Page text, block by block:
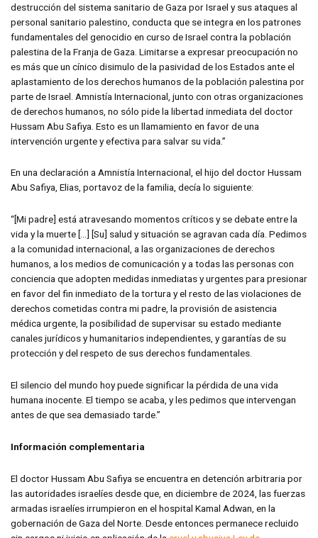
destrucción del sistema sanitario de Gaza por Israel y sus ataques al
personal sanitario palestino, conducta que se integra en los patrones
fundamentales del genocidio en curso de Israel contra la población
palestina de la Franja de Gaza. Limitarse a expresar preocupación no
es más que un cínico disimulo de la pasividad de los Estados ante el
aplastamiento de los derechos humanos de la población palestina por
parte de Israel. Amnistía Internacional, junto con otras organizaciones
de derechos humanos, no sólo pide la libertad inmediata del doctor
Hussam Abu Safiya. Esto es un llamamiento en favor de una
intervención urgente y efectiva para salvar su vida.”
En una declaración a Amnistía Internacional, el hijo del doctor Hussam
Abu Safiya, Elias, portavoz de la familia, decía lo siguiente:
“[Mi padre] está atravesando momentos críticos y se debate entre la
vida y la muerte […] [Su] salud y situación se agravan cada día. Pedimos
a la comunidad internacional, a las organizaciones de derechos
humanos, a los medios de comunicación y a todas las personas con
conciencia que adopten medidas inmediatas y urgentes para presionar
en favor del fin inmediato de la tortura y el resto de las violaciones de
derechos cometidas contra mi padre, la provisión de asistencia
médica urgente, la posibilidad de supervisar su estado mediante
canales jurídicos y humanitarios independientes, y garantías de su
protección y del respeto de sus derechos fundamentales.
El silencio del mundo hoy puede significar la pérdida de una vida
humana inocente. El tiempo se acaba, y les pedimos que intervengan
antes de que sea demasiado tarde.”
Información complementaria
El doctor Hussam Abu Safiya se encuentra en detención arbitraria por
las autoridades israelíes desde que, en diciembre de 2024, las fuerzas
armadas israelíes irrumpieron en el hospital Kamal Adwan, en la
gobernación de Gaza del Norte. Desde entonces permanece recluido